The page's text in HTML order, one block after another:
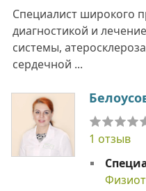
Специалист широкого
диагностикой и
системы,
сердечной ...
1 отзыв